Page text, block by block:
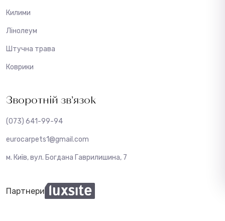
Килими
Лінолеум
Штучна трава
Коврики
Зворотній зв’язок
(073) 641-99-94
eurocarpets1@gmail.com
м. Київ, вул. Богдана Гаврилишина, 7
Партнери